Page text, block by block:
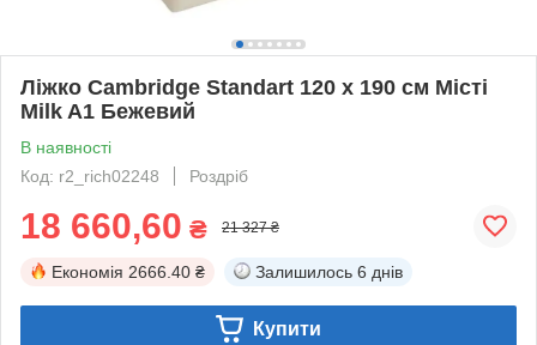
Ліжко Cambridge Standart 120 х 190 см Місті
Milk A1 Бежевий
В наявності
Код: r2_rich02248
Роздріб
18 660,60 ₴ 21 327 ₴
Економія 2666.40 ₴ Залишилось 6 днів
Купити